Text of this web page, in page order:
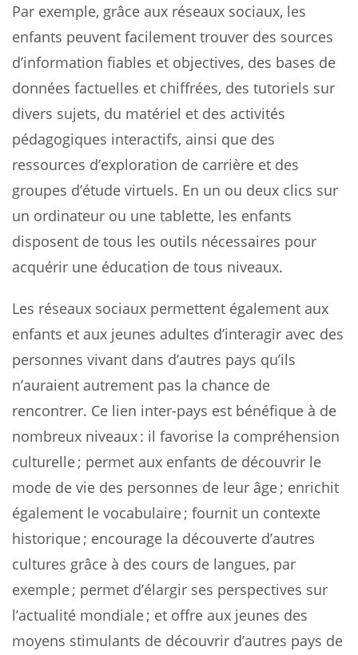
Par exemple, grâce aux réseaux sociaux, les
enfants peuvent facilement trouver des sources
d’information fiables et objectives, des bases de
données factuelles et chiffrées, des tutoriels sur
divers sujets, du matériel et des activités
pédagogiques interactifs, ainsi que des
ressources d’exploration de carrière et des
groupes d’étude virtuels. En un ou deux clics sur
un ordinateur ou une tablette, les enfants
disposent de tous les outils nécessaires pour
acquérir une éducation de tous niveaux.
Les réseaux sociaux permettent également aux
enfants et aux jeunes adultes d’interagir avec des
personnes vivant dans d’autres pays qu’ils
n’auraient autrement pas la chance de
rencontrer. Ce lien inter-pays est bénéfique à de
nombreux niveaux : il favorise la compréhension
culturelle ; permet aux enfants de découvrir le
mode de vie des personnes de leur âge ; enrichit
également le vocabulaire ; fournit un contexte
historique ; encourage la découverte d’autres
cultures grâce à des cours de langues, par
exemple ; permet d’élargir ses perspectives sur
l’actualité mondiale ; et offre aux jeunes des
moyens stimulants de découvrir d’autres pays de